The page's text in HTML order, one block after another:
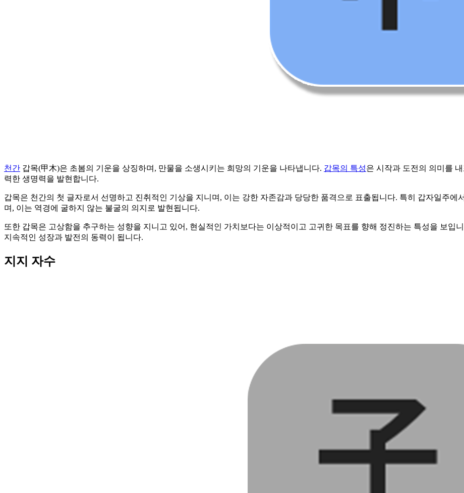
천간 갑목(甲木)은 초봄의 기운을 상징하며, 만물을 소생시키는 희망의 기운을 나타냅니다. 갑목의 특성은 시작과 도전의 의미를
력한 생명력을 발현합니다.
갑목은 천간의 첫 글자로서 선명하고 진취적인 기상을 지니며, 이는 강한 자존감과 당당한 품격으로 표출됩니다. 특히 갑자일주에
며, 이는 역경에 굴하지 않는 불굴의 의지로 발현됩니다.
또한 갑목은 고상함을 추구하는 성향을 지니고 있어, 현실적인 가치보다는 이상적이고 고귀한 목표를 향해 정진하는 특성을 보입
지속적인 성장과 발전의 동력이 됩니다.
지지 자수